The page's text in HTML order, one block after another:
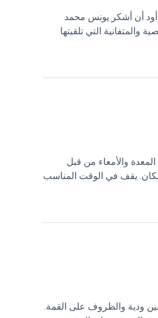
أن أشكر يونس محمد
والمتفانية التي تلقيتها
دائمًا على تواصل معي من
والأمعاء من قبل
يقف في الوقت المناسب
والشرح. جيد أن يكون لديك
ودية والظروف على القمة.